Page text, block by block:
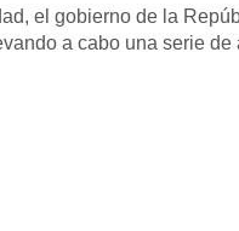
el gobierno de la
a cabo una serie de